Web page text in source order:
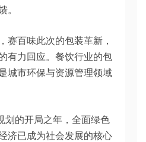
。
赛百味此次的包装革新，
有力回应。餐饮行业的包
城市环保与资源管理领域
划的开局之年，全面绿色
济已成为社会发展的核心